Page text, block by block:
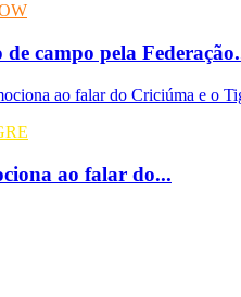
campo pela
ao falar do...